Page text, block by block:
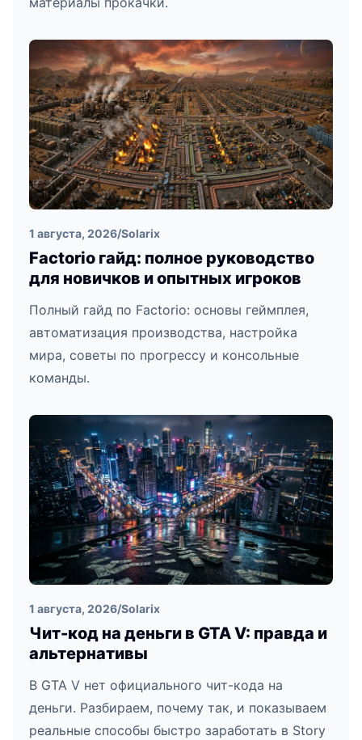
1 августа, 2026/Solarix
Factorio гайд: полное руководство
для новичков и опытных игроков
Полный гайд по Factorio: основы геймплея,
автоматизация производства, настройка
мира, советы по прогрессу и консольные
команды.
1 августа, 2026/Solarix
Чит-код на деньги в GTA V: правда и
альтернативы
В GTA V нет официального чит-кода на
деньги. Разбираем, почему так, и показываем
реальные способы быстро заработать в Story